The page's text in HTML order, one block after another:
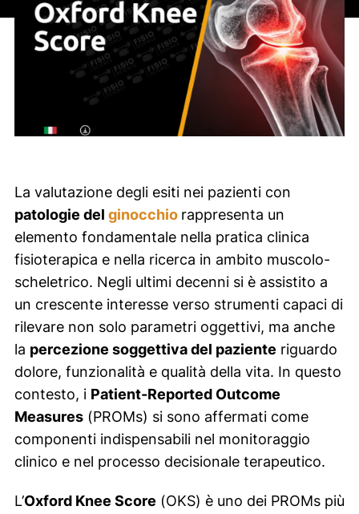
La valutazione degli esiti nei pazienti con
patologie del ginocchio rappresenta un
elemento fondamentale nella pratica clinica
fisioterapica e nella ricerca in ambito muscolo-
scheletrico. Negli ultimi decenni si è assistito a
un crescente interesse verso strumenti capaci di
rilevare non solo parametri oggettivi, ma anche
la percezione soggettiva del paziente riguardo
dolore, funzionalità e qualità della vita. In questo
contesto, i Patient-Reported Outcome
Measures(PROMs) si sono affermati come
componenti indispensabili nel monitoraggio
clinico e nel processo decisionale terapeutico.
L’Oxford Knee Score (OKS) è uno dei PROMs più